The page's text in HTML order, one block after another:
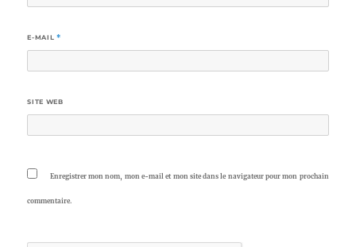
E-MAIL *
SITE WEB
Enregistrer mon nom, mon e-mail et mon site dans le navigateur pour mon prochain
commentaire.